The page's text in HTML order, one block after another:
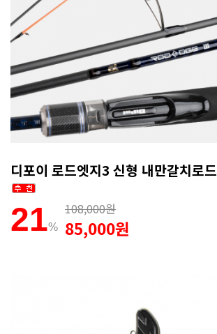
21%
108,000원
85,000원